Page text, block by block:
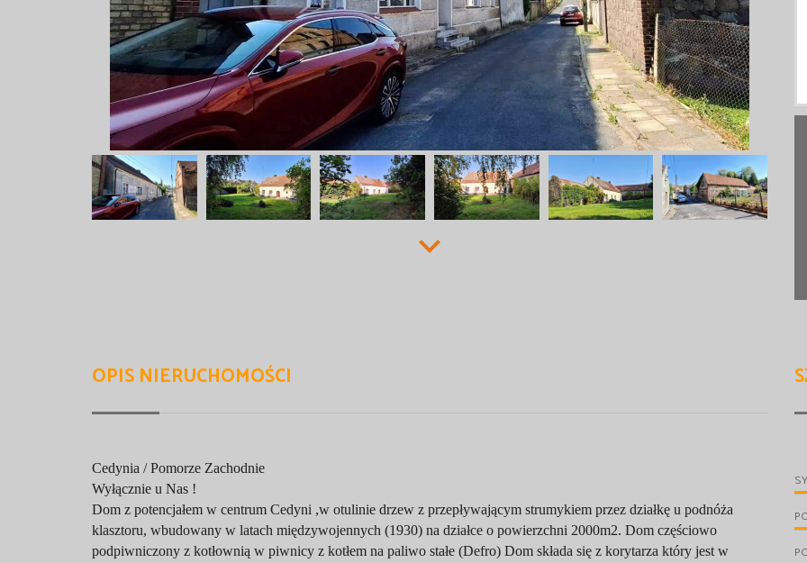
OPIS NIERUCHOMOŚCI
Cedynia / Pomorze Zachodnie
Wyłącznie u Nas !
Dom z potencjałem w centrum Cedyni ,w otulinie drzew z przepływającym strumykiem przez działkę u podnóża
klasztoru, wbudowany w latach międzywojennych (1930) na działce o powierzchni 2000m2. Dom częściowo
podpiwniczony z kotłownią w piwnicy z kotłem na paliwo stałe (Defro) Dom składa się z korytarza który jest w